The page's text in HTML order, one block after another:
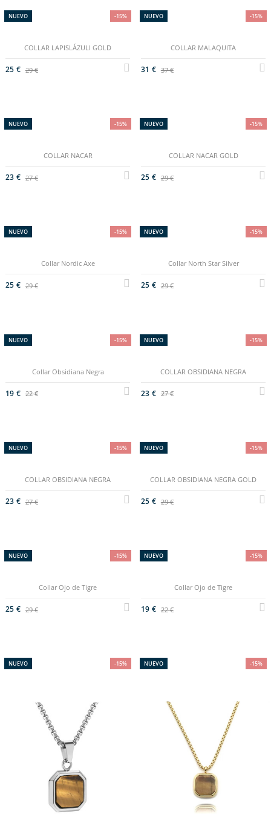
-15%
NUEVO
COLLAR LAPISLÁZULI GOLD
25 € 29 €
-15%
NUEVO
COLLAR MALAQUITA
31 € 37 €
-15%
NUEVO
COLLAR NACAR
23 € 27 €
-15%
NUEVO
COLLAR NACAR GOLD
25 € 29 €
-15%
NUEVO
Collar Nordic Axe
25 € 29 €
-15%
NUEVO
Collar North Star Silver
25 € 29 €
-15%
NUEVO
Collar Obsidiana Negra
19 € 22 €
-15%
NUEVO
COLLAR OBSIDIANA NEGRA
23 € 27 €
-15%
NUEVO
COLLAR OBSIDIANA NEGRA
23 € 27 €
-15%
NUEVO
COLLAR OBSIDIANA NEGRA GOLD
25 € 29 €
-15%
NUEVO
Collar Ojo de Tigre
25 € 29 €
-15%
NUEVO
Collar Ojo de Tigre
19 € 22 €
-15%
NUEVO -15%
NUEVO